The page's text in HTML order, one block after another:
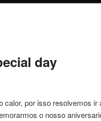
day
por isso resolvemos ir
o nosso